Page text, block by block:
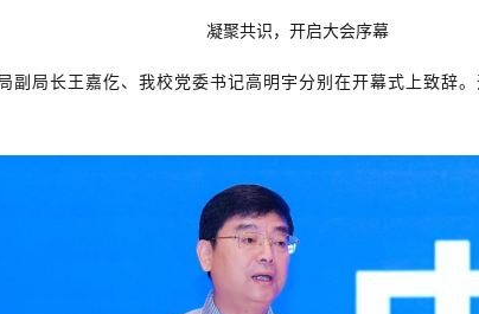
凝聚共识，开启大会序幕
副局长王嘉仡、我校党委书记高明宇分别在开幕式上致辞